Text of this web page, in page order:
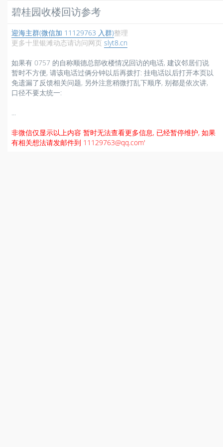
碧桂园收楼回访参考
迎海主群(微信加 11129763 入群)整理
更多十里银滩动态请访问网页 slyt8.cn
如果有 0757 的自称顺德总部收楼情况回访的电话, 建议邻居们说
暂时不方便, 请该电话过俩分钟以后再拨打: 挂电话以后打开本页以
免遗漏了反馈相关问题, 另外注意稍微打乱下顺序, 别都是依次讲,
口径不要太统一:
...
非微信仅显示以上内容 暂时无法查看更多信息, 已经暂停维护, 如果
有相关想法请发邮件到 11129763@qq.com'